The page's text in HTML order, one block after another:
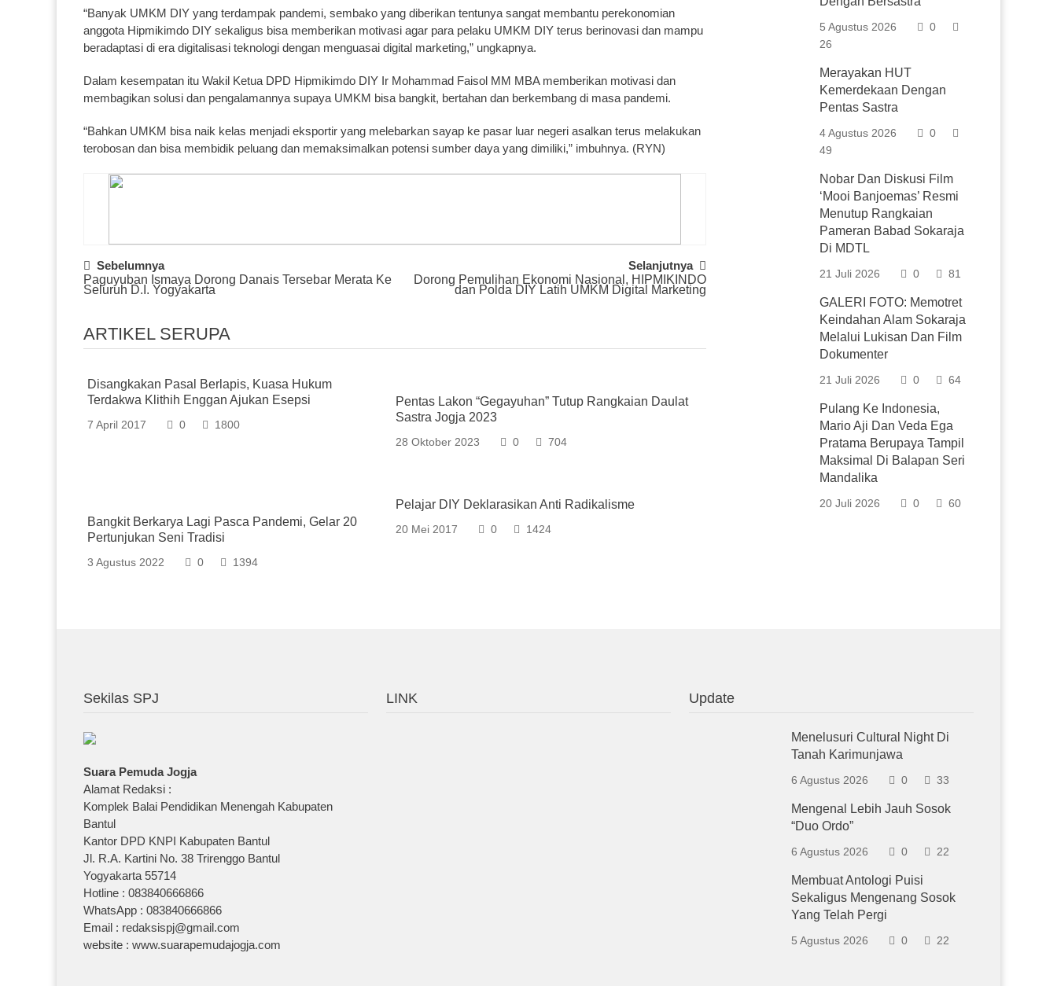
“Banyak UMKM DIY yang terdampak pandemi, sembako yang diberikan tentunya sangat membantu perekonomian
anggota Hipmikimdo DIY sekaligus bisa memberikan motivasi agar para pelaku UMKM DIY terus berinovasi dan mampu
beradaptasi di era digitalisasi teknologi dengan menguasai digital marketing,” ungkapnya.
Dalam kesempatan itu Wakil Ketua DPD Hipmikimdo DIY Ir Mohammad Faisol MM MBA memberikan motivasi dan
membagikan solusi dan pengalamannya supaya UMKM bisa bangkit, bertahan dan berkembang di masa pandemi.
“Bahkan UMKM bisa naik kelas menjadi eksportir yang melebarkan sayap ke pasar luar negeri asalkan terus melakukan
terobosan dan bisa membidik peluang dan memaksimalkan potensi sumber daya yang dimiliki,” imbuhnya. (RYN)
Post
Navigation
Sebelumnya
Paguyuban Ismaya Dorong Danais Tersebar Merata Ke
Seluruh D.I. Yogyakarta
Selanjutnya
Dorong Pemulihan Ekonomi Nasional, HIPMIKINDO
dan Polda DIY Latih UMKM Digital Marketing
ARTIKEL SERUPA
Disangkakan Pasal Berlapis, Kuasa Hukum
Terdakwa Klithih Enggan Ajukan Esepsi
7 April 2017 0 1800
Pentas Lakon “Gegayuhan” Tutup Rangkaian Daulat
Sastra Jogja 2023
28 Oktober 2023 0 704
Bangkit Berkarya Lagi Pasca Pandemi, Gelar 20
Pertunjukan Seni Tradisi
3 Agustus 2022 0 1394
Pelajar DIY Deklarasikan Anti Radikalisme
20 Mei 2017 0 1424
5 Agustus 2026
0
26
Merayakan HUT
Kemerdekaan Dengan
Pentas Sastra
4 Agustus 2026
0
49
Nobar Dan Diskusi Film
‘Mooi Banjoemas’ Resmi
Menutup Rangkaian
Pameran Babad Sokaraja
Di MDTL
21 Juli 2026 0 81
GALERI FOTO: Memotret
Keindahan Alam Sokaraja
Melalui Lukisan Dan Film
Dokumenter
21 Juli 2026 0 64
Pulang Ke Indonesia,
Mario Aji Dan Veda Ega
Pratama Berupaya Tampil
Maksimal Di Balapan Seri
Mandalika
20 Juli 2026 0 60
Sekilas SPJ
Suara Pemuda Jogja
Alamat Redaksi :
Komplek Balai Pendidikan Menengah Kabupaten
Bantul
Kantor DPD KNPI Kabupaten Bantul
Jl. R.A. Kartini No. 38 Trirenggo Bantul
Yogyakarta 55714
Hotline : 083840666866
WhatsApp : 083840666866
Email : redaksispj@gmail.com
website : www.suarapemudajogja.com
LINK Update
Menelusuri Cultural Night Di
Tanah Karimunjawa
6 Agustus 2026 0 33
Mengenal Lebih Jauh Sosok
“Duo Ordo”
6 Agustus 2026 0 22
Membuat Antologi Puisi
Sekaligus Mengenang Sosok
Yang Telah Pergi
5 Agustus 2026 0 22